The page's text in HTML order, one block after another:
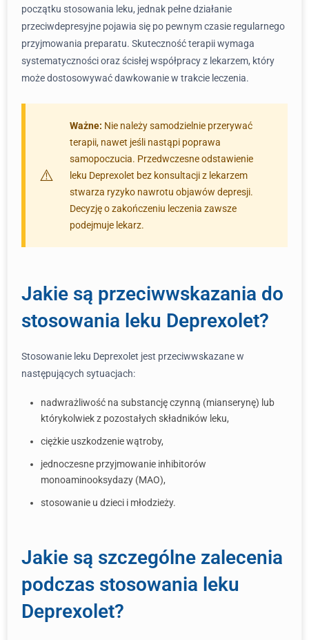
początku stosowania leku, jednak pełne działanie
przeciwdepresyjne pojawia się po pewnym czasie regularnego
przyjmowania preparatu. Skuteczność terapii wymaga
systematyczności oraz ścisłej współpracy z lekarzem, który
może dostosowywać dawkowanie w trakcie leczenia.
Ważne: Nie należy samodzielnie przerywać
terapii, nawet jeśli nastąpi poprawa
samopoczucia. Przedwczesne odstawienie
leku Deprexolet bez konsultacji z lekarzem
stwarza ryzyko nawrotu objawów depresji.
Decyzję o zakończeniu leczenia zawsze
podejmuje lekarz.
Jakie są przeciwwskazania do
stosowania leku Deprexolet?
Stosowanie leku Deprexolet jest przeciwwskazane w
następujących sytuacjach:
nadwrażliwość na substancję czynną (mianserynę) lub
którykolwiek z pozostałych składników leku,
ciężkie uszkodzenie wątroby,
jednoczesne przyjmowanie inhibitorów
monoaminooksydazy (MAO),
stosowanie u dzieci i młodzieży.
Jakie są szczególne zalecenia
podczas stosowania leku
Deprexolet?